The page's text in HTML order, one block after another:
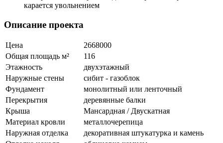
карается увольнением
Описание проекта
Цена
2668000
Общая площадь м²
116
Этажность
двухэтажный
Наружные стены
сибит - газоблок
Фундамент
монолитный или ленточный
Перекрытия
деревянные балки
Крыша
Мансардная / Двускатная
Материал кровли
металлочерепица
Наружная отделка
декоративная штукатурка и камень